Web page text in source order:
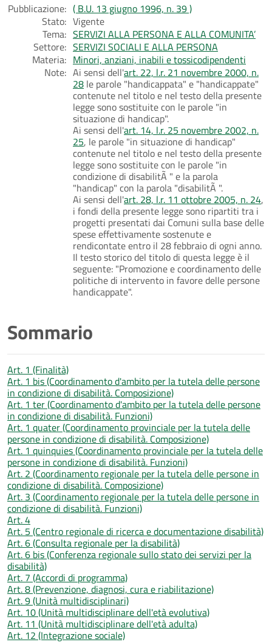
Pubblicazione: ( B.U. 13 giugno 1996, n. 39 )
Stato: Vigente
Tema: SERVIZI ALLA PERSONA E ALLA COMUNITA’
Settore: SERVIZI SOCIALI E ALLA PERSONA
Materia: Minori, anziani, inabili e tossicodipendenti
Note: Ai sensi dell'art. 22, l.r. 21 novembre 2000, n.
28 le parole "handicappata" e "handicappate"
contenute nel titolo e nel testo della presente
legge sono sostituite con le parole "in
situazione di handicap".
Ai sensi dell'art. 14, l.r. 25 novembre 2002, n.
25, le parole "in situazione di handicap"
contenute nel titolo e nel testo della presente
legge sono sostituite con le parole "in
condizione di disabilitÃ " e la parola
"handicap" con la parola "disabilitÃ ".
Ai sensi dell'art. 28, l.r. 11 ottobre 2005, n. 24,
i fondi della presente legge sono ripartiti tra i
progetti presentati dai Comuni sulla base delle
spese effettivamente sostenute e
rendicontate entro il 28 febbraio di ogni anno.
Il testo storico del titolo di questa legge è il
seguente: "Promozione e coordinamento delle
politiche di intervento in favore delle persone
handicappate".
Sommario
Art. 1 (Finalità)
Art. 1 bis (Coordinamento d'ambito per la tutela delle persone
in condizione di disabilità. Composizione)
Art. 1 ter (Coordinamento d'ambito per la tutela delle persone
in condizione di disabilità. Funzioni)
Art. 1 quater (Coordinamento provinciale per la tutela delle
persone in condizione di disabilità. Composizione)
Art. 1 quinquies (Coordinamento provinciale per la tutela delle
persone in condizione di disabilità. Funzioni)
Art. 2 (Coordinamento regionale per la tutela delle persone in
condizione di disabilità. Composizione)
Art. 3 (Coordinamento regionale per la tutela delle persone in
condizione di disabilità. Funzioni)
Art. 4
Art. 5 (Centro regionale di ricerca e documentazione disabilità)
Art. 6 (Consulta regionale per la disabilità)
Art. 6 bis (Conferenza regionale sullo stato dei servizi per la
disabilità)
Art. 7 (Accordi di programma)
Art. 8 (Prevenzione, diagnosi, cura e riabilitazione)
Art. 9 (Unità multidisciplinari)
Art. 10 (Unità multidisciplinare dell'età evolutiva)
Art. 11 (Unità multidisciplinare dell'età adulta)
Art. 12 (Integrazione sociale)